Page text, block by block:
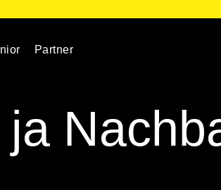
Partner